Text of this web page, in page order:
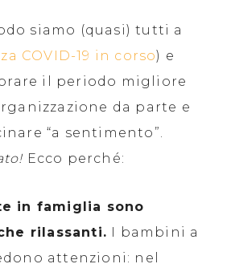
siamo (quasi) tutti a
COVID-19 in corso) e
il periodo migliore
da parte e
“a sentimento”.
Ecco perché:
in famiglia sono
rilassanti. I bambini a
attenzioni: nel